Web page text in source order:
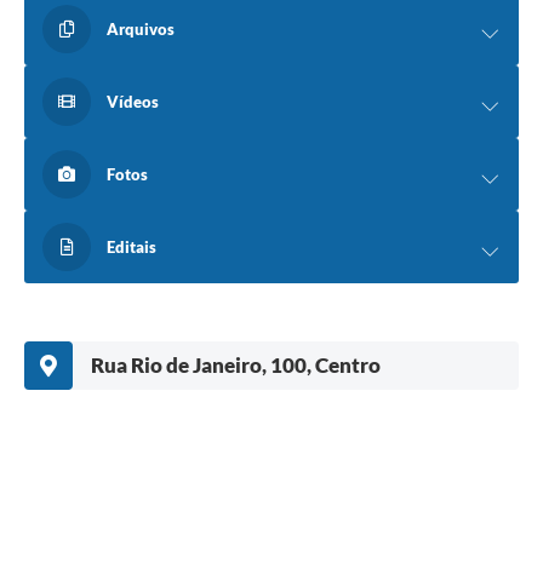
Arquivos
Vídeos
Fotos
Editais
Rua Rio de Janeiro, 100, Centro